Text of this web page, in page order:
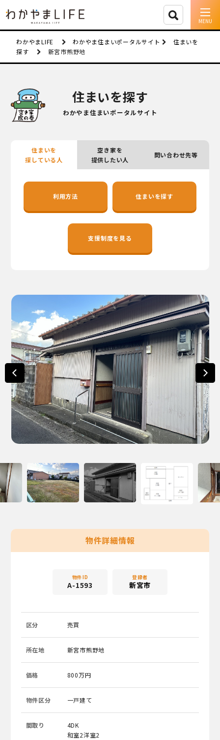
イベント情報
移住支援
しごと
市町村を探す
移住者インタビュー
動画
地域おこし協力隊
わかやまLIFE わかやま住まいポータルサイト
住まいを
探す
新宮市熊野地
住まいを探す
わかやま住まいポータルサイト
住まいを
探している人
空き家を
提供したい人
問い合わせ先等
利用方法 住まいを探す
支援制度を見る
物件詳細情報
物件ID
A-1593
登録者
新宮市
区分 売買
所在地 新宮市熊野地
価格 800万円
物件区分 一戸建て
間取り
4DK
和室2洋室2